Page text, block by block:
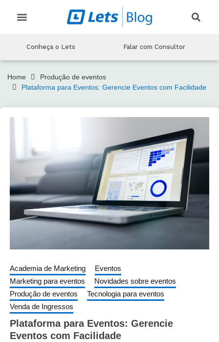
Conheça o Lets Falar com Consultor
Home
Produção de eventos
Plataforma para Eventos: Gerencie Eventos com Facilidade
Academia de Marketing
Eventos
Marketing para eventos
Novidades sobre eventos
Produção de eventos
Tecnologia para eventos
Venda de Ingressos
Plataforma para Eventos: Gerencie
Eventos com Facilidade